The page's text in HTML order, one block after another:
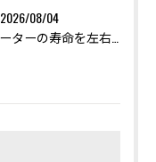
2026/08/04